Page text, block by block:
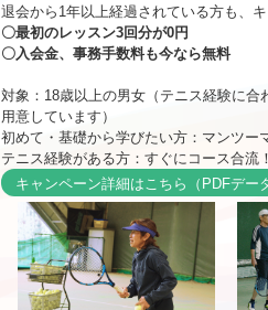
退会から1年以上経過されている方も、キ
〇最初のレッスン3回分が0円
〇入会金、事務手数料も今なら無料
対象：18歳以上の男女（テニス経験に合
用意しています）
初めて・基礎から学びたい方：マンツー
テニス経験がある方：すぐにコース合流！
キャンペーン詳細はこちら（PDFデー